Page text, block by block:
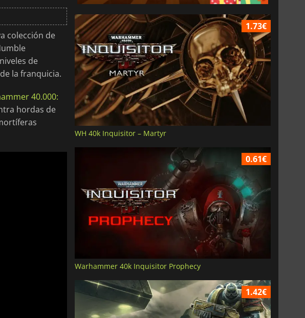
colección de
de
la franquicia.
40.000:
hordas de
1.73€
WH 40k Inquisitor – Martyr
0.61€
Warhammer 40k Inquisitor Prophecy
1.42€